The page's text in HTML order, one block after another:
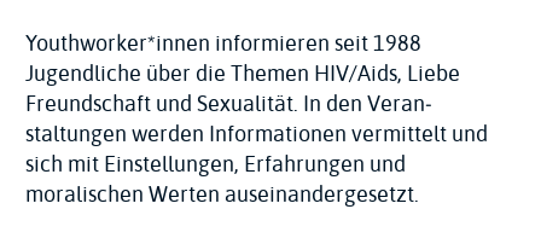
Youthworker*innen informieren seit 1988
Jugendliche über die Themen HIV/Aids, Liebe
Freundschaft und Sexualität. In den Veran­
staltungen werden Informationen vermittelt und
sich mit Einstellungen, Erfahrungen und
moralischen Werten auseinander­gesetzt.